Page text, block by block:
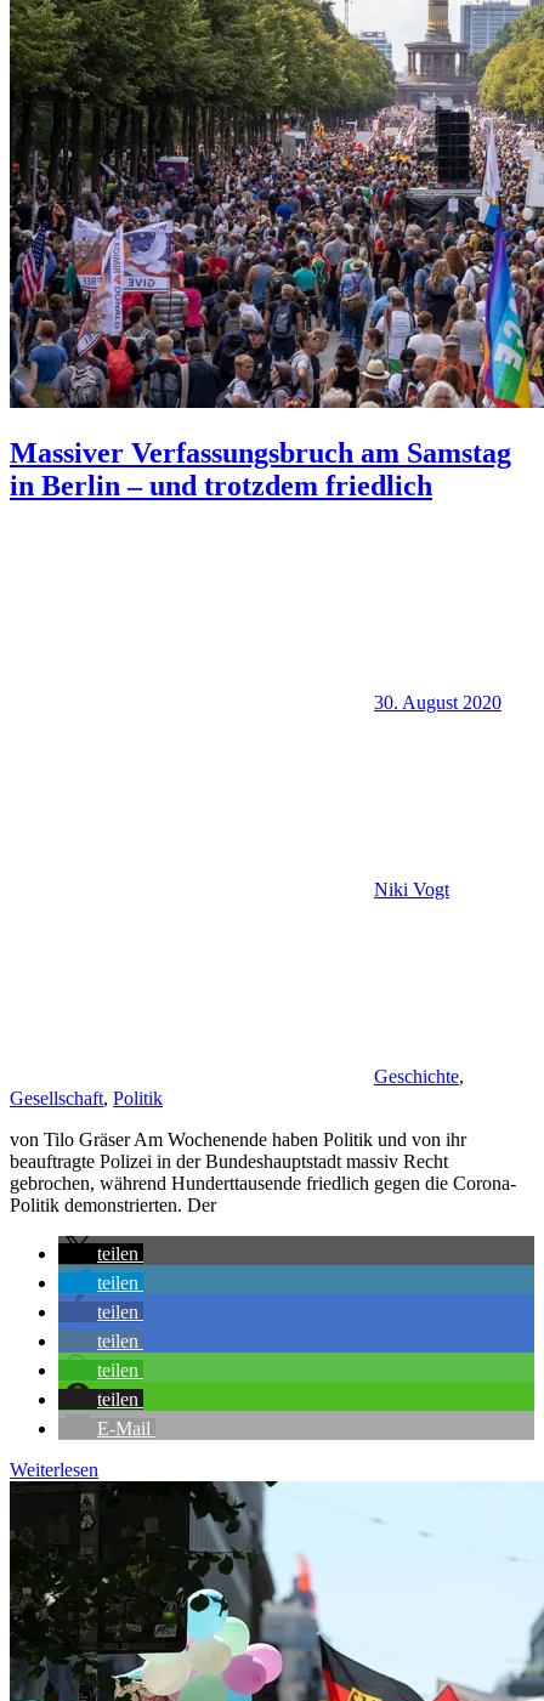
Massiver Verfassungsbruch am Samstag
in Berlin – und trotzdem friedlich
30. August 2020
Niki Vogt
Geschichte,
Gesellschaft, Politik
von Tilo Gräser Am Wochenende haben Politik und von ihr
beauftragte Polizei in der Bundeshauptstadt massiv Recht
gebrochen, während Hunderttausende friedlich gegen die Corona-
Politik demonstrierten. Der
teilen
teilen
teilen
teilen
teilen
teilen
E-Mail
Weiterlesen